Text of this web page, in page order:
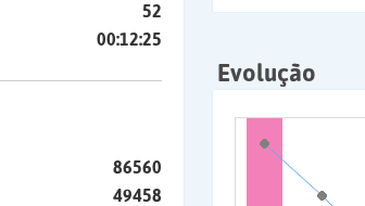
52
00:12:25
86560
49458
Evolução